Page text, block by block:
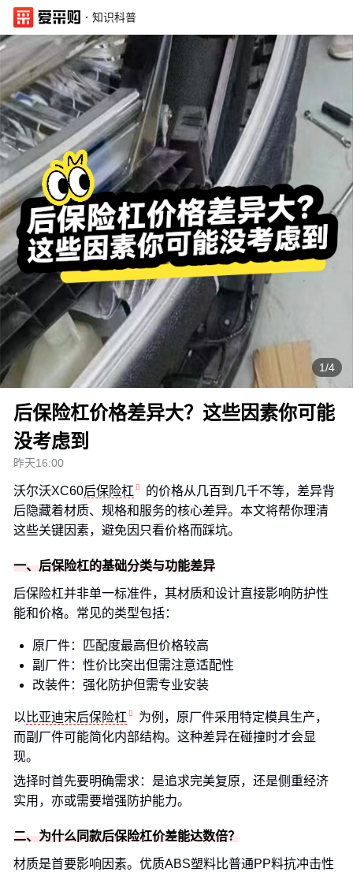
· 知识科普
1/4
后保险杠价格差异大？这些因素你可能
没考虑到
昨天16:00
沃尔沃XC60后保险杠
的价格从几百到几千不等，差异背
后隐藏着材质、规格和服务的核心差异。本文将帮你理清
这些关键因素，避免因只看价格而踩坑。
一、后保险杠的基础分类与功能差异
后保险杠并非单一标准件，其材质和设计直接影响防护性
能和价格。常见的类型包括：
原厂件：匹配度最高但价格较高
副厂件：性价比突出但需注意适配性
改装件：强化防护但需专业安装
以 比亚迪宋后保险杠
为例，原厂件采用特定模具生产，
而副厂件可能简化内部结构。这种差异在碰撞时才会显
现。
选择时首先要明确需求：是追求完美复原，还是侧重经济
实用，亦或需要增强防护能力。
二、为什么同款后保险杠价差能达数倍？
材质是首要影响因素。优质ABS塑料比普通PP料抗冲击性